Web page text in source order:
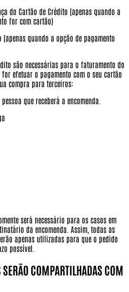
do Cartão de Crédito (apenas quando a
for com cartão)
quando a opção de pagamento
são necessárias para o faturamento do
efetuar o pagamento com o seu cartão
compra para terceiros:
que receberá a encomenda.
será necessário para os casos em
da encomenda. Assim, todas as
apenas utilizadas para que o pedido
possível.
COMPARTILHADAS COM